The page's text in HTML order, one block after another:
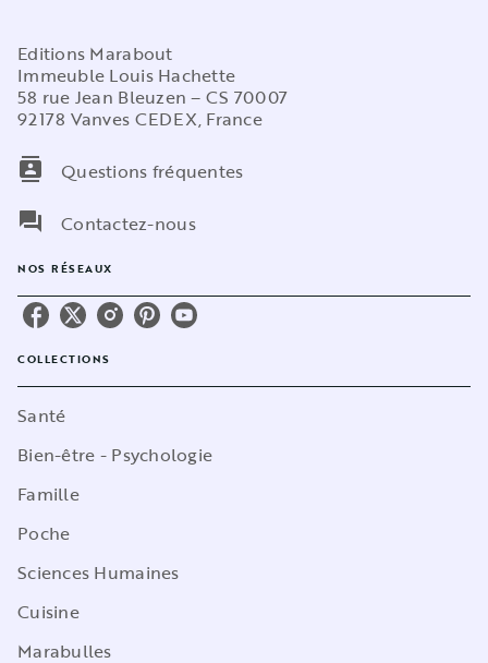
Editions Marabout
Immeuble Louis Hachette
58 rue Jean Bleuzen – CS 70007
92178 Vanves CEDEX, France
contacts
Questions fréquentes
question_answer
Contactez-nous
NOS RÉSEAUX
COLLECTIONS
Santé
Bien-être - Psychologie
Famille
Poche
Sciences Humaines
Cuisine
Marabulles